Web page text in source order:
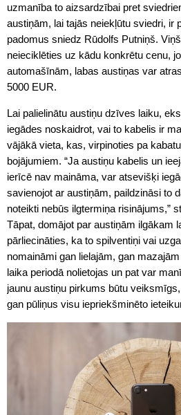
uzmanība to aizsardzībai pret
austiņām, lai tajās neiekļūtu sviedri, ir
padomus sniedz Rūdolfs Putniņš.
neieciklēties uz kādu konkrētu cenu,
automašīnām, labas austiņas var
5000 EUR.
Lai palielinātu austiņu dzīves laiku,
iegādes noskaidrot, vai to kabelis ir
vājākā vieta, kas, virpinoties pa
bojājumiem. “Ja austiņu kabelis un
ierīcē nav maināma, var atsevišķi
savienojot ar austiņām, paildzināsi to
noteikti nebūs ilgtermiņa risinājums,”
Tāpat, domājot par austiņām ilgākam
pārliecināties, ka to spilventiņi vai
nomaināmi gan lielajām, gan
laika periodā nolietojas un pat var
jaunu austiņu pirkums būtu
gan pūliņus visu iepriekšminēto